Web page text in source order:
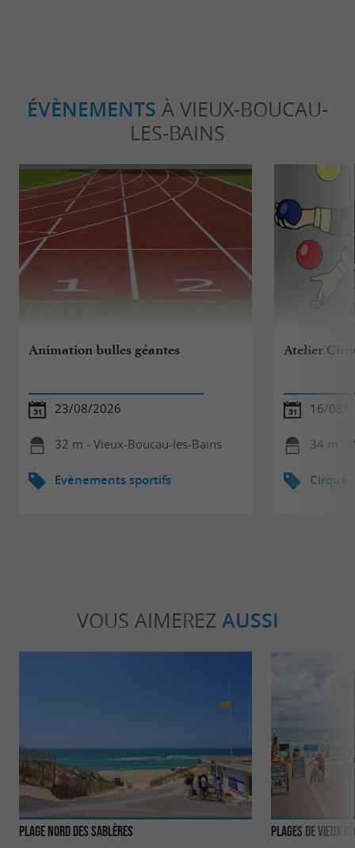
ÉVÈNEMENTS À VIEUX-BOUCAU-
LES-BAINS
Animation bulles géantes
23/08/2026
32 m - Vieux-Boucau-les-Bains
Evènements sportifs
Atelier
16/08/
34 m -
Cirque
VOUS AIMEREZ AUSSI
Plage Nord des Sablères Plages de Vieux